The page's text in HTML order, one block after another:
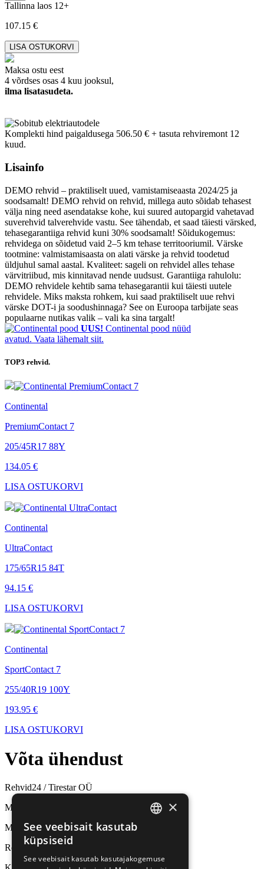
Tallinna laos 12+
107.15 €
Maksa ostu eest
4 võrdses osas 4 kuu jooksul,
ilma lisatasudeta.
Komplekti hind paigaldusega 506.50 € + tasuta rehviremont 12
kuud.
Lisainfo
DEMO rehvid – praktiliselt uued, vamistamiseaasta 2024/25 ja
soodsamalt! DEMO rehvid on rehvid, millega auto sõidab tehasest
välja ning need asendatakse kohe, kui suured autopargid vahetavad
suverehvid talverehvide vastu. See tähendab, et saad täiesti värsked,
tehasegarantiiga rehvid kuni 30% soodsamalt! Sõidukogemus:
rehvidega on sõidetud vaid 2–5 km tehase territooriumil. Värske
tootmine: valmistamisaasta on alati värske ja rehvid toodetud
üldjuhul samal aastal. Kvaliteet: sageli on rehvidel alles tehase
värvitriibud, mis kinnitavad nende uudsust. Garantiiga rahulolu:
DEMO rehvidele kehtib sama tehasegarantii kui täiesti uutele
rehvidele. Miks maksta rohkem, kui saad praktiliselt uue rehvi
värske DOT-i ja soodushinnaga? See on Euroopa tarbijate seas
populaarne nutikas valik – vali ka sina targalt!
UUS! Continental pood nüüd
avatud. Vaata lähemalt siit.
TOP3 rehvid.
Continental
PremiumContact 7
205/45R17 88Y
134.05 €
LISA OSTUKORVI
Continental
UltraContact
175/65R15 84T
94.15 €
LISA OSTUKORVI
Continental
SportContact 7
255/40R19 100Y
193.95 €
LISA OSTUKORVI
Võta ühendust
Rehvid24 / Tirestar OÜ
Müük ja rehvivahetus
Mäealuse 10, Tallinn
Rehviladu
×
See veebisait kasutab
küpsiseid
See veebisait kasutab kasutajakogemuse